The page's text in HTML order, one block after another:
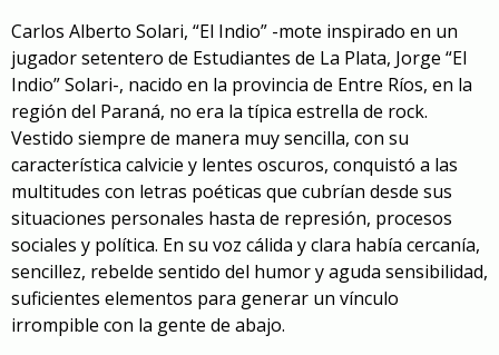
Carlos Alberto Solari, “El Indio” -mote inspirado en un
jugador setentero de Estudiantes de La Plata, Jorge “El
Indio” Solari-, nacido en la provincia de Entre Ríos, en la
región del Paraná, no era la típica estrella de rock.
Vestido siempre de manera muy sencilla, con su
característica calvicie y lentes oscuros, conquistó a las
multitudes con letras poéticas que cubrían desde sus
situaciones personales hasta de represión, procesos
sociales y política. En su voz cálida y clara había cercanía,
sencillez, rebelde sentido del humor y aguda sensibilidad,
suficientes elementos para generar un vínculo
irrompible con la gente de abajo.